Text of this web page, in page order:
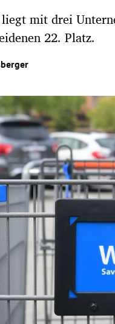
mit drei
22. Platz.
öffnen/schließen